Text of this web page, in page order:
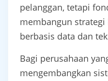
pelanggan, tetapi
membangun
berbasis data dan
Bagi perusahaan
mengembangkan